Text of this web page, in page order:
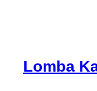
Lomba